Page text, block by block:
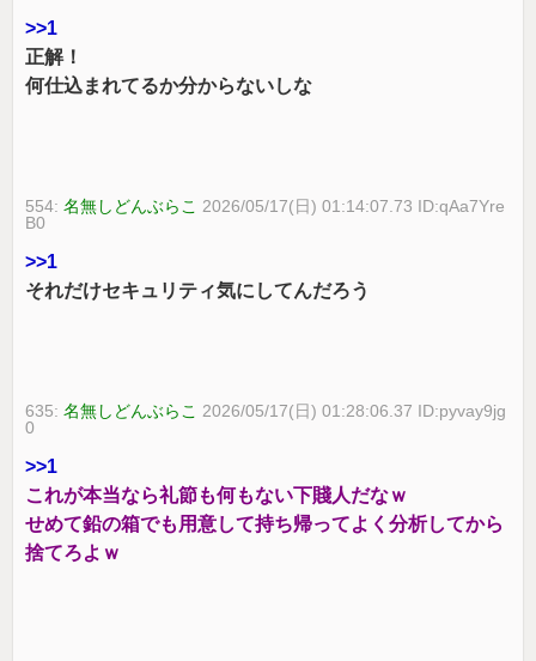
>>1
正解！
何仕込まれてるか分からないしな
554:名無しどんぶらこ 2026/05/17(日) 01:14:07.73 ID:qAa7Yre
B0
>>1
それだけセキュリティ気にしてんだろう
635:名無しどんぶらこ 2026/05/17(日) 01:28:06.37 ID:pyvay9jg
0
>>1
これが本当なら礼節も何もない下賤人だなｗ
せめて鉛の箱でも用意して持ち帰ってよく分析してから
捨てろよｗ